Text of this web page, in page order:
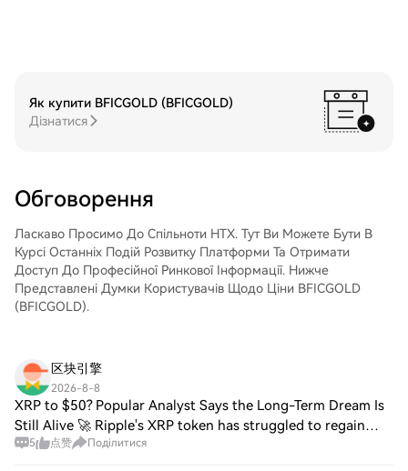
того, ви можете відправити його в інше
місце за допомогою блокчейн-переказу
BFIC GOLD (BFICGOLD) на спотовому
ринку HTX. Просто увійдіть до свого
облікового запису, виберіть торгову пару,
укладайте угоди та спостерігайте за
ними в режимі реального часу. Ми
пропонуємо зручний досвід як для
початківців, так і для досвідчених
Як купити BFICGOLD (BFICGOLD)
Дізнатися
Обговорення
Ласкаво Просимо До Спільноти HTX. Тут Ви Можете Бути В
Курсі Останніх Подій Розвитку Платформи Та Отримати
Доступ До Професійної Ринкової Інформації. Нижче
Представлені Думки Користувачів Щодо Ціни BFICGOLD
(BFICGOLD).
区块引擎
2026-8-8
XRP to $50? Popular Analyst Says the Long-Term Dream Is
Still Alive 🚀 Ripple's XRP token has struggled to regain
momentum since its all-time high in July 2025, recently
5 点赞 Поділитися